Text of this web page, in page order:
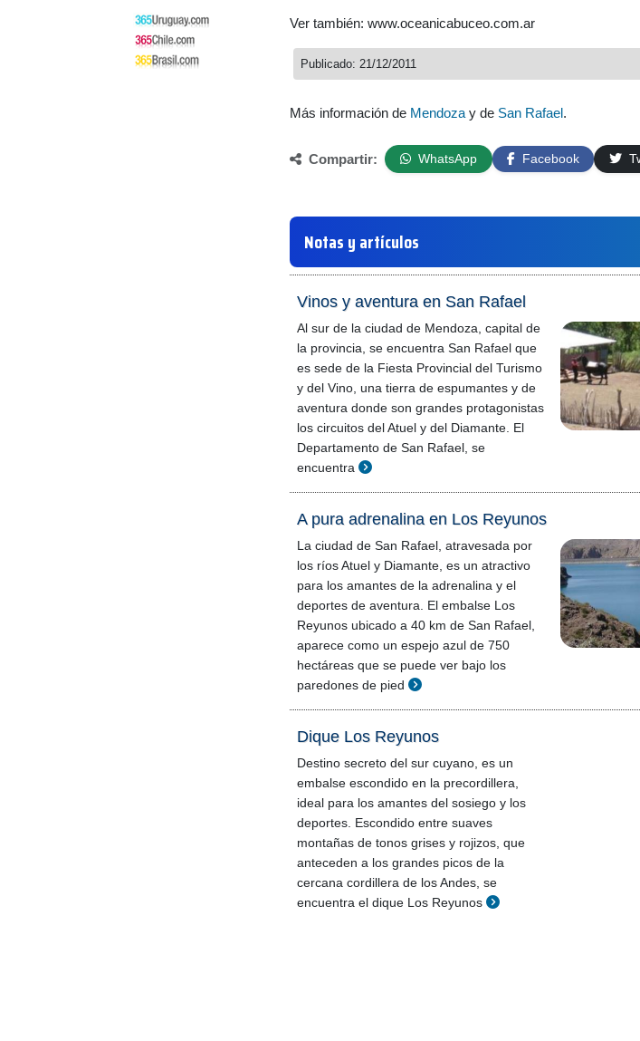
Ver también: www.oceanicabuceo.com.ar
Publicado: 21/12/2011
Más información de Mendoza y de San Rafael.
Compartir: WhatsApp Facebook
Notas y artículos
Vinos y aventura en San Rafael
Al sur de la ciudad de Mendoza, capital de
la provincia, se encuentra San Rafael que
es sede de la Fiesta Provincial del Turismo
y del Vino, una tierra de espumantes y de
aventura donde son grandes protagonistas
los circuitos del Atuel y del Diamante. El
Departamento de San Rafael, se
encuentra
A pura adrenalina en Los Reyunos
La ciudad de San Rafael, atravesada por
los ríos Atuel y Diamante, es un atractivo
para los amantes de la adrenalina y el
deportes de aventura. El embalse Los
Reyunos ubicado a 40 km de San Rafael,
aparece como un espejo azul de 750
hectáreas que se puede ver bajo los
paredones de pied
Dique Los Reyunos
Destino secreto del sur cuyano, es un
embalse escondido en la precordillera,
ideal para los amantes del sosiego y los
deportes. Escondido entre suaves
montañas de tonos grises y rojizos, que
anteceden a los grandes picos de la
cercana cordillera de los Andes, se
encuentra el dique Los Reyunos